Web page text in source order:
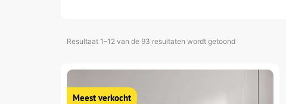
Resultaat 1–12 van de 93 resultaten wordt getoond
Oorspronkelijke
was:
1.250.
Huidige
is:
399.
Dit
product
heeft